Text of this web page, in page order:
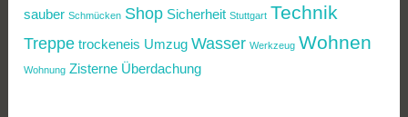
sauber Schmücken Shop Sicherheit Stuttgart Technik
Treppe trockeneis Umzug Wasser Werkzeug Wohnen
Wohnung Zisterne Überdachung